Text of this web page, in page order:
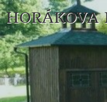
HORÁKOVA